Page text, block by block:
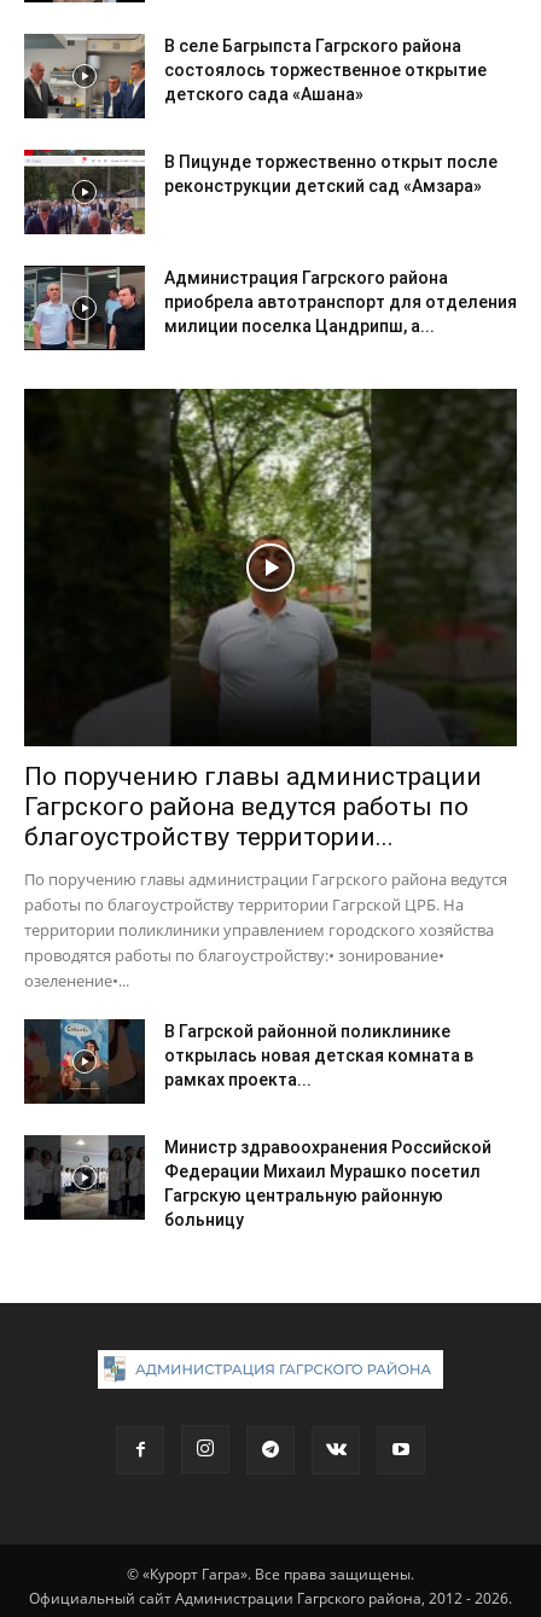
В селе Багрыпста Гагрского района
состоялось торжественное открытие
детского сада «Ашана»
В Пицунде торжественно открыт после
реконструкции детский сад «Амзара»
Администрация Гагрского района
приобрела автотранспорт для отделения
милиции поселка Цандрипш, а...
По поручению главы администрации
Гагрского района ведутся работы по
благоустройству территории...
По поручению главы администрации Гагрского района ведутся
работы по благоустройству территории Гагрской ЦРБ. На
территории поликлиники управлением городского хозяйства
проводятся работы по благоустройству:• зонирование•
озеленение•...
В Гагрской районной поликлинике
открылась новая детская комната в
рамках проекта...
Министр здравоохранения Российской
Федерации Михаил Мурашко посетил
Гагрскую центральную районную
больницу
© «Курорт Гагра». Все права защищены.
Официальный сайт Администрации Гагрского района, 2012 - 2026.